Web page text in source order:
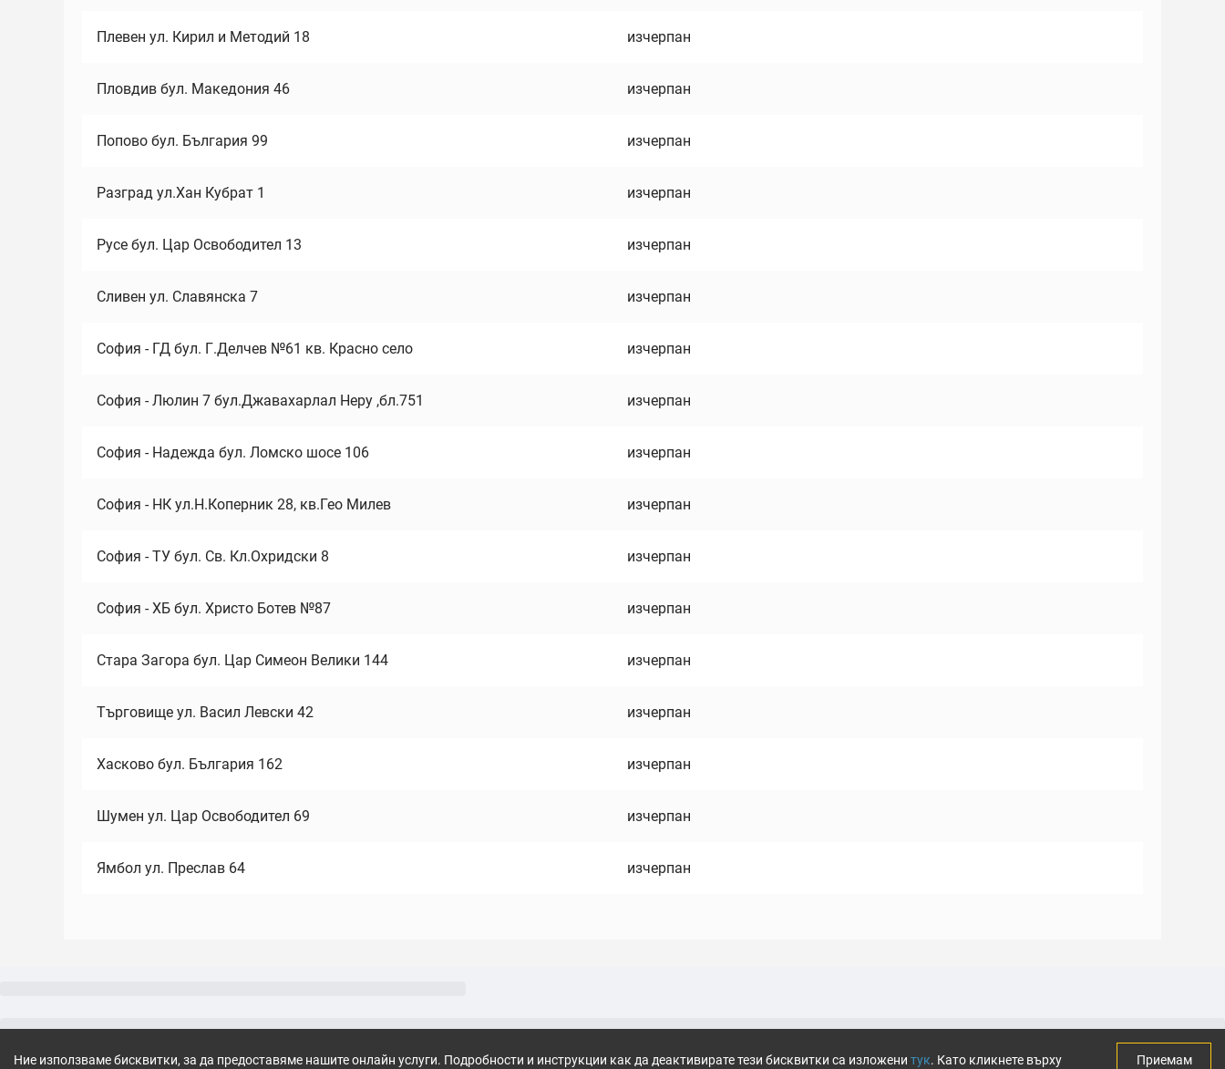
Плевен ул. Кирил и Методий 18 изчерпан
Пловдив бул. Македония 46 изчерпан
Попово бул. България 99 изчерпан
Разград ул.Хан Кубрат 1 изчерпан
Русе бул. Цар Освободител 13 изчерпан
Сливен ул. Славянска 7 изчерпан
София - ГД бул. Г.Делчев №61 кв. Красно село изчерпан
София - Люлин 7 бул.Джавахарлал Неру ,бл.751 изчерпан
София - Надежда бул. Ломско шосе 106 изчерпан
София - НК ул.Н.Коперник 28, кв.Гео Милев изчерпан
София - ТУ бул. Св. Кл.Охридски 8 изчерпан
София - ХБ бул. Христо Ботев №87 изчерпан
Стара Загора бул. Цар Симеон Велики 144 изчерпан
Търговище ул. Васил Левски 42 изчерпан
Хасково бул. България 162 изчерпан
Шумен ул. Цар Освободител 69 изчерпан
Ямбол ул. Преслав 64 изчерпан
Ние използваме бисквитки, за да предоставяме нашите онлайн услуги. Подробности и инструкции как да деактивирате тези бисквитки са изложени тук. Като кликнете върху Приемам